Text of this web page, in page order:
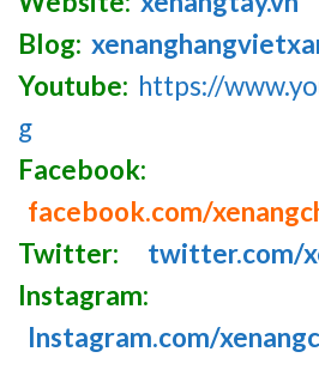
Blog:
Youtube: https://
g
Facebook:
facebook.com/
Twitter:
twitter.com/
Instagram:
Instagram.com/